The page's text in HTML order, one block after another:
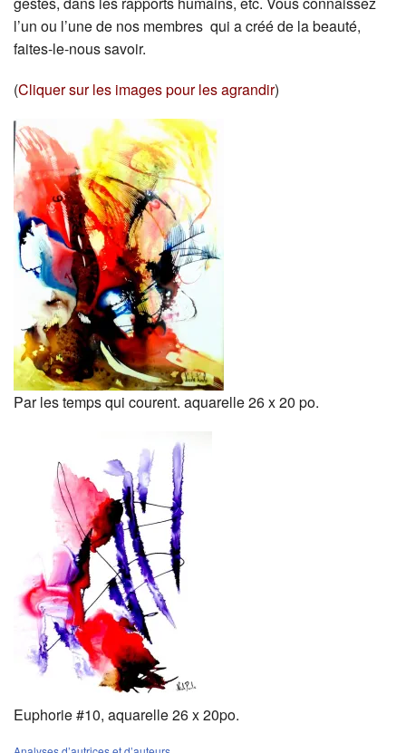
l’un ou l’une de nos membres qui a créé de la beauté,
faites-le-nous savoir.
(Cliquer sur les images pour les agrandir)
Par les temps qui courent. aquarelle 26 x 20 po.
Euphorie #10, aquarelle 26 x 20po.